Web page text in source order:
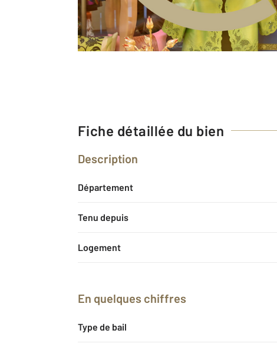
Fiche détaillée du bien
Description
Département
Tenu depuis
Logement
En quelques chiffres
Type de bail